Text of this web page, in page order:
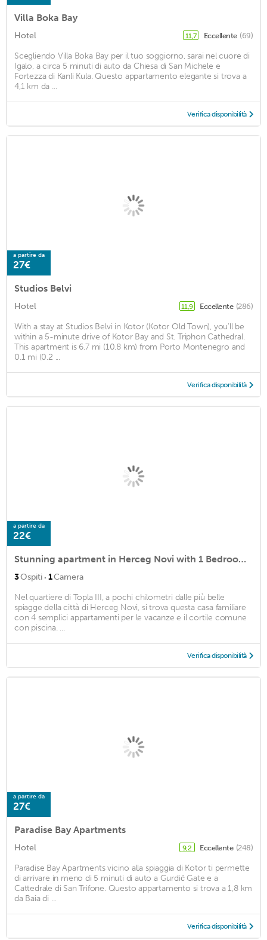
Villa Boka Bay
Hotel 11,7 Eccellente (69)
Scegliendo Villa Boka Bay per il tuo soggiorno, sarai nel cuore di
Igalo, a circa 5 minuti di auto da Chiesa di San Michele e
Fortezza di Kanli Kula. Questo appartamento elegante si trova a
4,1 km da ...
Verifica disponibilità
a partire da
27€
Studios Belvi
Hotel 11,9 Eccellente (286)
With a stay at Studios Belvi in Kotor (Kotor Old Town), you'll be
within a 5-minute drive of Kotor Bay and St. Triphon Cathedral.
This apartment is 6.7 mi (10.8 km) from Porto Montenegro and
0.1 mi (0.2 ...
Verifica disponibilità
a partire da
22€
Stunning apartment in Herceg Novi with 1 Bedrooms, WiFi and Outdoor swimming pool
3Ospiti · 1Camera
Nel quartiere di Topla III, a pochi chilometri dalle più belle
spiagge della città di Herceg Novi, si trova questa casa familiare
con 4 semplici appartamenti per le vacanze e il cortile comune
con piscina. ...
Verifica disponibilità
a partire da
27€
Paradise Bay Apartments
Hotel 9,2 Eccellente (248)
Paradise Bay Apartments vicino alla spiaggia di Kotor ti permette
di arrivare in meno di 5 minuti di auto a Gurdić Gate e a
Cattedrale di San Trifone. Questo appartamento si trova a 1,8 km
da Baia di ...
Verifica disponibilità